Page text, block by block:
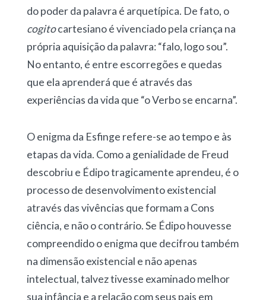
do poder da palavra é arquetípica. De fato, o
cogitocartesiano é vivenciado pela criança na
própria aquisição da palavra: “falo, logo sou”.
No entanto, é entre escorregões e quedas
que ela aprenderá que é através das
experiências da vida que “o Verbo se encarna”.
O enigma da Esfinge refere-se ao tempo e às
etapas da vida. Como a genialidade de Freud
descobriu e Édipo tragicamente aprendeu, é o
processo de desenvolvimento existencial
através das vivências que formam a Cons
ciência, e não o contrário. Se Édipo houvesse
compreendido o enigma que decifrou também
na dimensão existencial e não apenas
intelectual, talvez tivesse examinado melhor
sua infância e a relação com seus pais em